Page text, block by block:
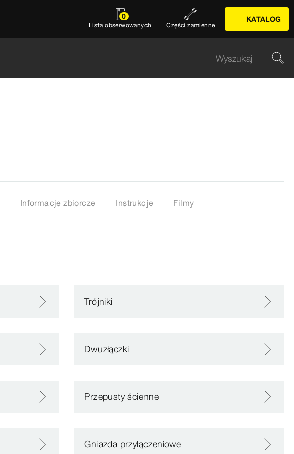
0
Lista obserwowanych Części zamienne
KATALOG
Informacje zbiorcze Instrukcje Filmy
Trójniki
Dwuzłączki
Przepusty ścienne
Gniazda przyłączeniowe